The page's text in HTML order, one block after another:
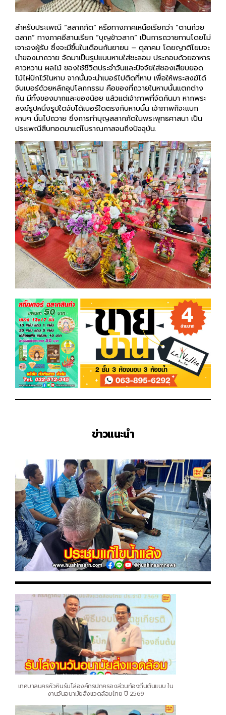
ฉลาก” ทางภาคอีสานเรียก “บุญข้าวสาก” เป็นการถวายทานโดยไม่
เจาะจงผู้รับ ซึ่งจะมีขึ้นในเดือนกันยายน – ตุลาคม โดยญาติโยมจะ
นำของมาถวาย จัดมาเป็นรูปแบบหาบใส่ชะลอม ประกอบด้วยอาหาร
คาวหวาน ผลไม้ ของใช้ชีวิตประจำวันและปัจจัยใส่ซองเสียบยอด
ไม้ไผ่ปักไว้ในหาบ จากนั้นจะนำเบอร์ไปติดที่หาบ เพื่อให้พระสงฆ์ได้
จับเบอร์ด้วยหลักอุปโลกกรรม คือของที่ถวายในหาบนั้นแตกต่าง
กัน มีทั้งของมากและของน้อย แล้วแต่เจ้าภาพที่จัดกันมา หากพระ
สงฆ์รูปหนึ่งรูปใดจับได้เบอร์ใดตรงกับหาบนั้น เจ้าภาพก็จะแบก
หาบๆ นั้นไปถวาย ซึ่งการทำบุญสลากภัตในพระพุทธศาสนา เป็น
ประเพณีสืบทอดมาแต่โบราณกาลจนถึงปัจจุบัน.
เทศบาลนครหัวหินรับโล่องค์กรปกครองส่วนท้องถิ่นต้นแบบ ใน
งานวันอนามัยสิ่งแวดล้อมไทย ปี 2569